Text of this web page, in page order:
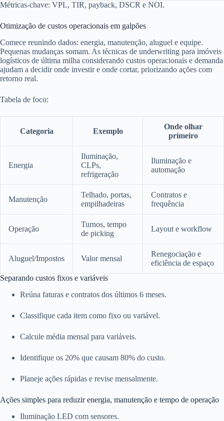
Métricas-chave: VPL, TIR, payback, DSCR e NOI.
Otimização de custos operacionais em galpões
Comece reunindo dados: energia, manutenção, aluguel e equipe.
Pequenas mudanças somam. As técnicas de underwriting para imóveis
logísticos de última milha considerando custos operacionais e demanda
ajudam a decidir onde investir e onde cortar, priorizando ações com
retorno real.
Tabela de foco:
Categoria Exemplo
Onde olhar
primeiro
Energia
Iluminação,
CLPs,
refrigeração
Iluminação e
automação
Manutenção
Telhado, portas,
empilhadeiras
Contratos e
frequência
Operação
Turnos, tempo
de picking
Layout e workflow
Aluguel/Impostos Valor mensal
Renegociação e
eficiência de espaço
Separando custos fixos e variáveis
Reúna faturas e contratos dos últimos 6 meses.
Classifique cada item como fixo ou variável.
Calcule média mensal para variáveis.
Identifique os 20% que causam 80% do custo.
Planeje ações rápidas e revise mensalmente.
Ações simples para reduzir energia, manutenção e tempo de operação
Iluminação LED com sensores.